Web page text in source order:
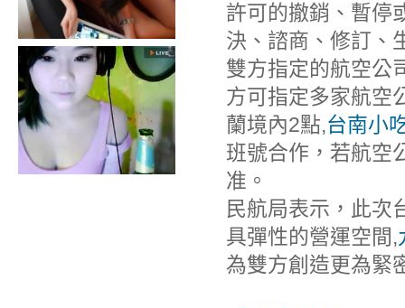
許可的撤銷、暫停
決、諮商、修訂、
雙方指定的航空公
方可指定多家航空
蘭境內2點,台南小
班號合作，若航空
准。
民航局表示，此次
具彈性的營運空間,
為雙方創造更為緊